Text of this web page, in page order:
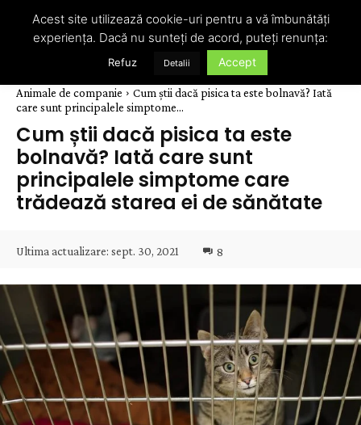
Animale de companie
Cum știi dacă pisica ta este bolnavă? Iată
care sunt principalele simptome...
Cum știi dacă pisica ta este
bolnavă? Iată care sunt
principalele simptome care
trădează starea ei de sănătate
Ultima actualizare: sept. 30, 2021 8
Acest site utilizează cookie-uri pentru a vă îmbunătăți
experiența. Dacă nu sunteți de acord, puteți renunța:
Refuz Detalii Accept